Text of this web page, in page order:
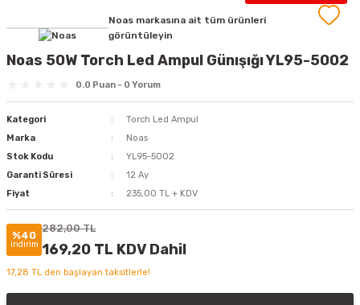
Noas markasına ait tüm ürünleri
görüntüleyin
Noas 50W Torch Led Ampul Günışığı YL95-5002
0.0 Puan - 0 Yorum
Kategori
Torch Led Ampul
Marka
Noas
Stok Kodu
YL95-5002
Garanti Süresi
12 Ay
Fiyat
235,00 TL + KDV
%40
indirim
282,00 TL
169,20 TL KDV Dahil
17,28 TL den başlayan taksitlerle!